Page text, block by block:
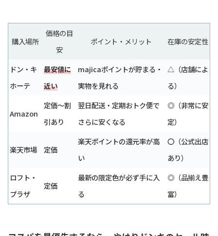
購入場所
価格の目
安
ポイント・メリット 在庫の安定性
ドン・キ
ホーテ
最安値に
近い
majicaポイントが貯まる・
実物を見れる
△（店舗によ
る）
Amazon
定価～割
引あり
翌日配送・定期おトク便で
さらに安くなる
◎（非常に安
定）
楽天市場 定価
楽天ポイントの還元率が高
い
〇（公式出店
あり）
ロフト・
プラザ
定価
最新の限定色が必ず手に入
る
◎（品揃え豊
富）